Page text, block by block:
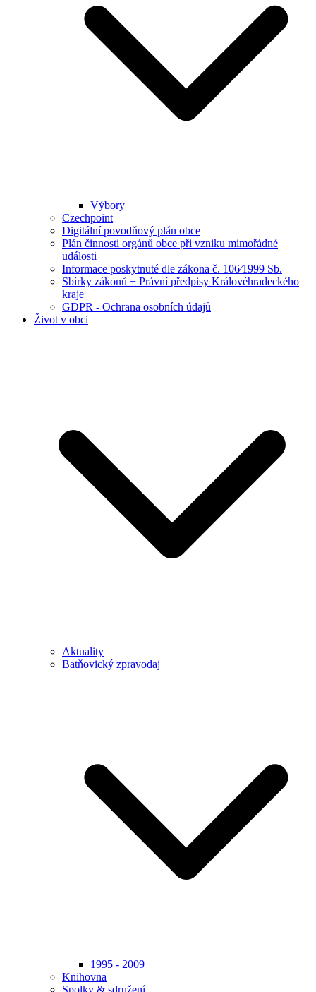
Výbory
Czechpoint
Digitální povodňový plán obce
Plán činnosti orgánů obce při vzniku mimořádné
události
Informace poskytnuté dle zákona č. 106⁄1999 Sb.
Sbírky zákonů + Právní předpisy Královéhradeckého
kraje
GDPR - Ochrana osobních údajů
Život v obci
Aktuality
Batňovický zpravodaj
1995 - 2009
Knihovna
Spolky & sdružení